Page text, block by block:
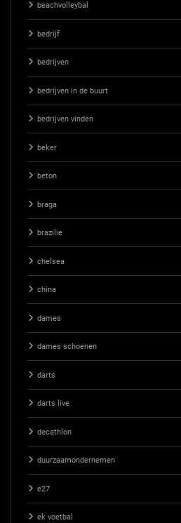
beachvolleybal
bedrijf
bedrijven
bedrijven in de buurt
bedrijven vinden
beker
beton
braga
brazilie
chelsea
china
dames
dames schoenen
darts
darts live
decathlon
duurzaamondernemen
e27
ek voetbal